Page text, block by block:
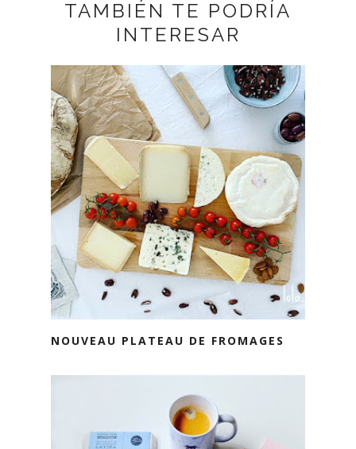
TAMBIÉN TE PODRÍA
INTERESAR
NOUVEAU PLATEAU DE FROMAGES